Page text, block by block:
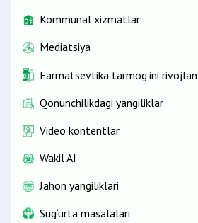
Kommunal xizmatlar
Mediatsiya
Farmatsevtika tarmog'ini
Qonunchilikdagi yangiliklar
Video kontentlar
Wakil AI
Jahon yangiliklari
Sug‘urta masalalari